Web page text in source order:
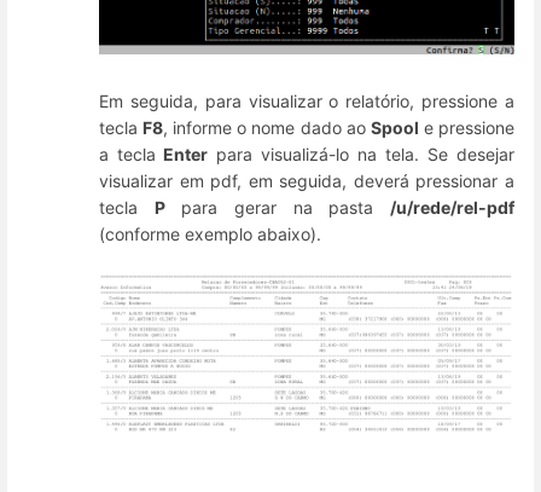
Em seguida, para visualizar o relatório, pressione a
tecla F8, informe o nome dado ao Spool e pressione
a tecla Enter para visualizá-lo na tela. Se desejar
visualizar em pdf, em seguida, deverá pressionar a
tecla Ppara gerar na pasta /u/rede/rel-pdf
(conforme exemplo abaixo).